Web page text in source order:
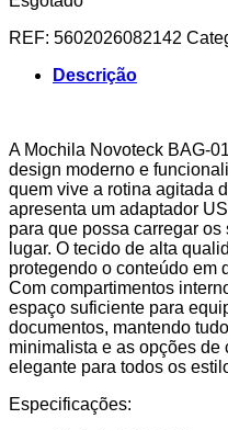
REF: 5602026082142
Descrição
A Mochila Novoteck BAG-
design moderno e
quem vive a rotina agitada
apresenta um adaptador
para que possa carregar
lugar. O tecido de alta
protegendo o conteúdo em
Com compartimentos
espaço suficiente para
documentos, mantendo
minimalista e as opções de
elegante para todos os
Especificações: